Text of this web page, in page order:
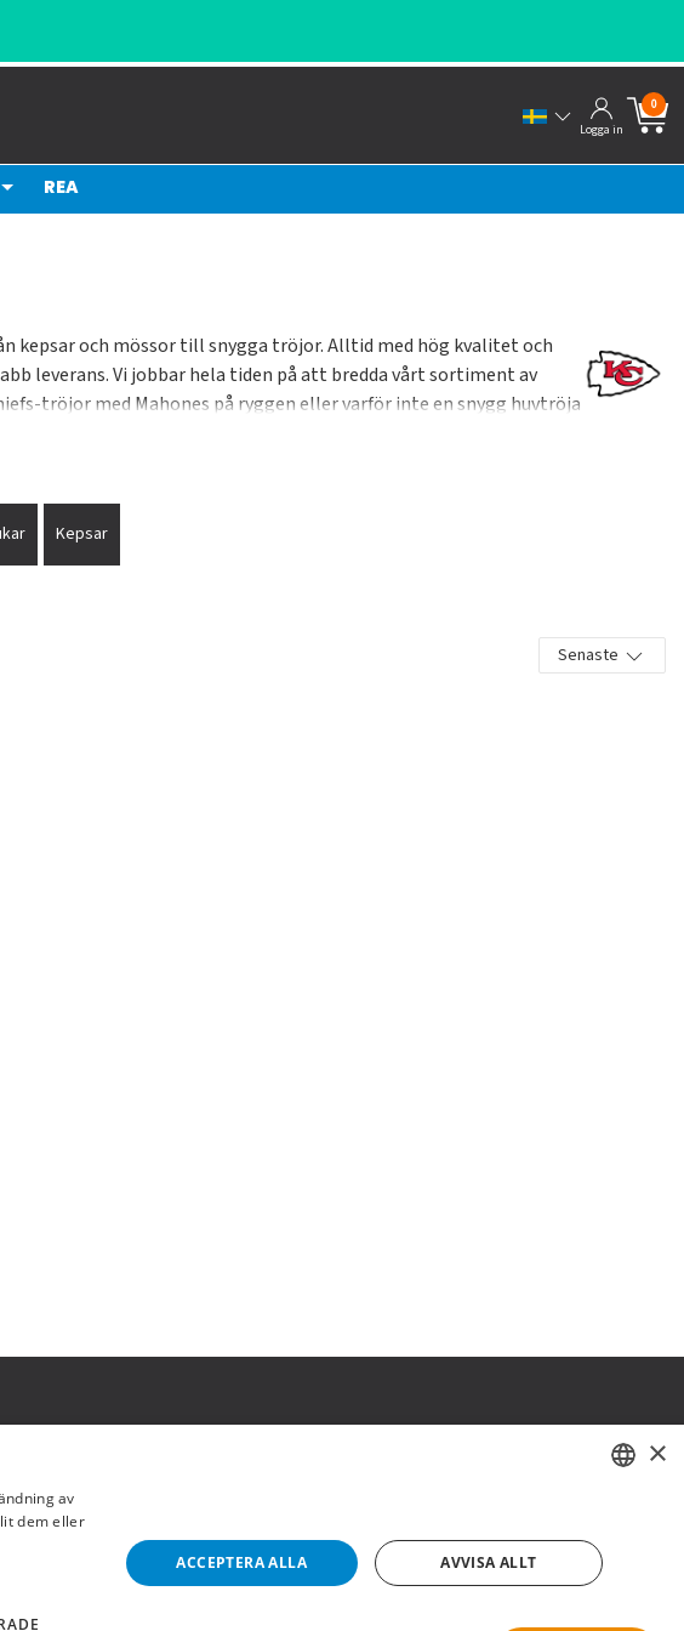
Logga in
0
REA
kepsar och mössor till snygga tröjor. Alltid med hög kvalitet och
leverans. Vi jobbar hela tiden på att bredda vårt sortiment av
tröjor med Mahones på ryggen eller varför inte en snygg huvtröja
Kepsar
Senaste
FI
×
av
dem eller
ACCEPTERA ALLA AVVISA ALLT